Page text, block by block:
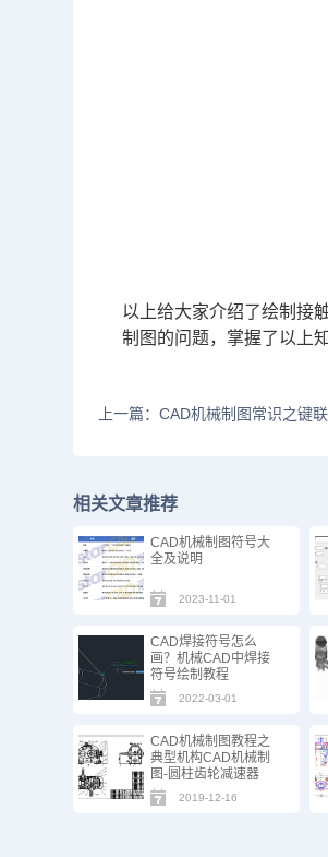
以上给大家介绍了绘制接
制图 的问题，掌握了以上
上一篇：CAD机械制图常识之键
相关文章推荐
CAD机械制图符号大
全及说明
2023-11-01
CAD焊接符号怎么
画？机械CAD中焊接
符号绘制教程
2022-03-01
CAD机械制图教程之
典型机构CAD机械制
图-圆柱齿轮减速器
2019-12-16